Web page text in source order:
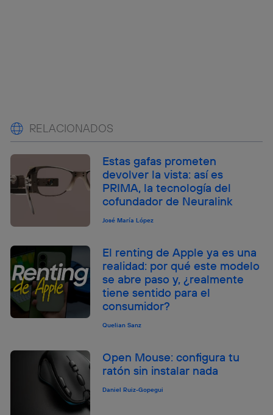
RELACIONADOS
Estas gafas prometen
devolver la vista: así es
PRIMA, la tecnología del
cofundador de Neuralink
José María López
El renting de Apple ya es una
realidad: por qué este modelo
se abre paso y, ¿realmente
tiene sentido para el
consumidor?
Quelian Sanz
Open Mouse: configura tu
ratón sin instalar nada
Daniel Ruiz-Gopegui